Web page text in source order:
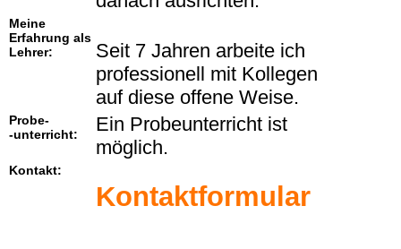
Meine
Erfahrung als
Lehrer:
Seit 7 Jahren arbeite ich
professionell mit Kollegen
auf diese offene Weise.
Probe-
-unterricht:
Ein Probeunterricht ist
möglich.
Kontakt:
Kontaktformular